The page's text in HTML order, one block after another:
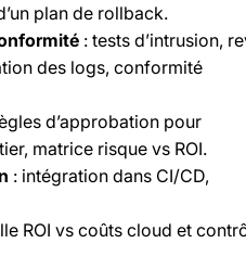
plan de rollback.
: tests d’intrusion,
des logs, conformité
d’approbation pour
matrice risque vs ROI.
: intégration dans CI/CD,
ROI vs coûts cloud et